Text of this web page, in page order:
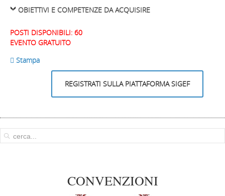
OBIETTIVI E COMPETENZE DA ACQUISIRE
POSTI DISPONIBILI: 60
EVENTO GRATUITO
REGISTRATI SULLA PIATTAFORMA SIGEF
 Stampa
CONVENZIONI